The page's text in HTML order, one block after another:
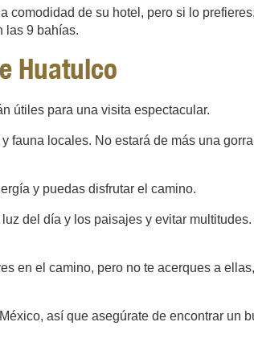
comodidad de su hotel, pero si lo
las 9 bahías.
Huatulco
útiles para una visita espectacular.
fauna locales. No estará de más una
y puedas disfrutar el camino.
del día y los paisajes y evitar
en el camino, pero no te acerques a
así que asegúrate de encontrar un